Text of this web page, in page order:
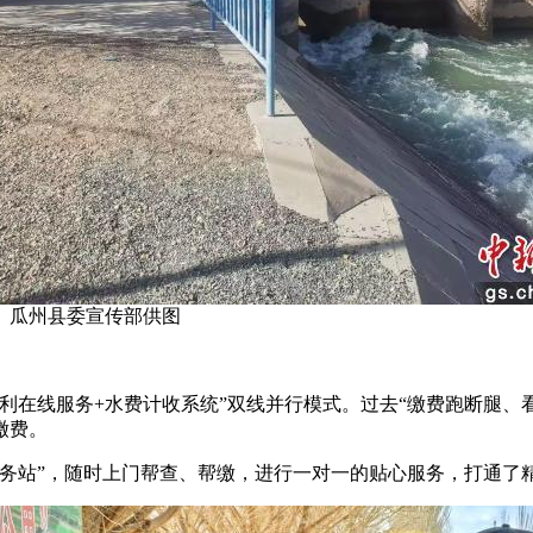
瓜州县委宣传部供图
服务+水费计收系统”双线并行模式。过去“缴费跑断腿、
。
，随时上门帮查、帮缴，进行一对一的贴心服务，打通了